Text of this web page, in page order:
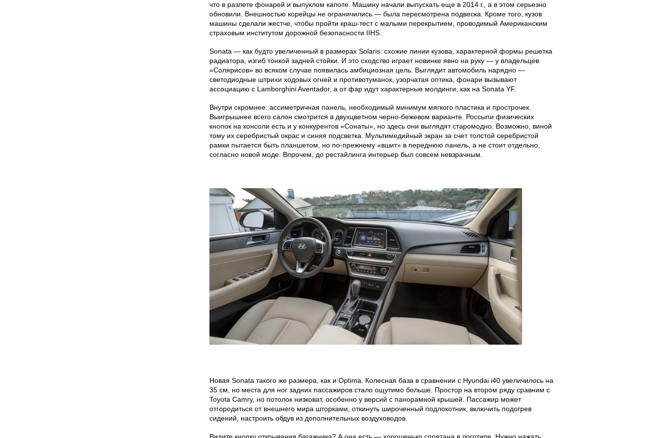
что в разлете фонарей и выпуклом капоте. Машину начали выпускать еще в 2014 г., а в этом серьезно
обновили. Внешностью корейцы не ограничились — была пересмотрена подвеска. Кроме того, кузов
машины сделали жестче, чтобы пройти краш-тест с малыми перекрытием, проводимый Американским
страховым институтом дорожной безопасности IIHS.
Sonata — как будто увеличенный в размерах Solaris: схожие линии кузова, характерной формы решетка
радиатора, изгиб тонкой задней стойки. И это сходство играет новинке явно на руку — у владельцев
«Солярисов» во всяком случае появилась амбициозная цель. Выглядит автомобиль нарядно —
светодиодные штрихи ходовых огней и противотуманок, узорчатая оптика, фонари вызывают
ассоциацию с Lamborghini Aventador, а от фар идут характерные молдинги, как на Sonata YF.
Внутри скромнее: ассиметричная панель, необходимый минимум мягкого пластика и прострочек.
Выигрышнее всего салон смотрится в двухцветном черно-бежевом варианте. Россыпи физических
кнопок на консоли есть и у конкурентов «Сонаты», но здесь они выглядят старомодно. Возможно, виной
тому их серебристый окрас и синяя подсветка. Мультимедийный экран за счет толстой серебристой
рамки пытается быть планшетом, но по-прежнему «вшит» в переднюю панель, а не стоит отдельно,
согласно новой моде. Впрочем, до рестайлинга интерьер был совсем невзрачным.
Новая Sonata такого же размера, как и Optima. Колесная база в сравнении с Hyundai i40 увеличилось на
35 см, но места для ног задних пассажиров стало ощутимо больше. Простор на втором ряду сравним с
Toyota Camry, но потолок низковат, особенно у версий с панорамной крышей. Пассажир может
отгородиться от внешнего мира шторками, откинуть широченный подлокотник, включить подогрев
сидений, настроить обдув из дополнительных воздуховодов.